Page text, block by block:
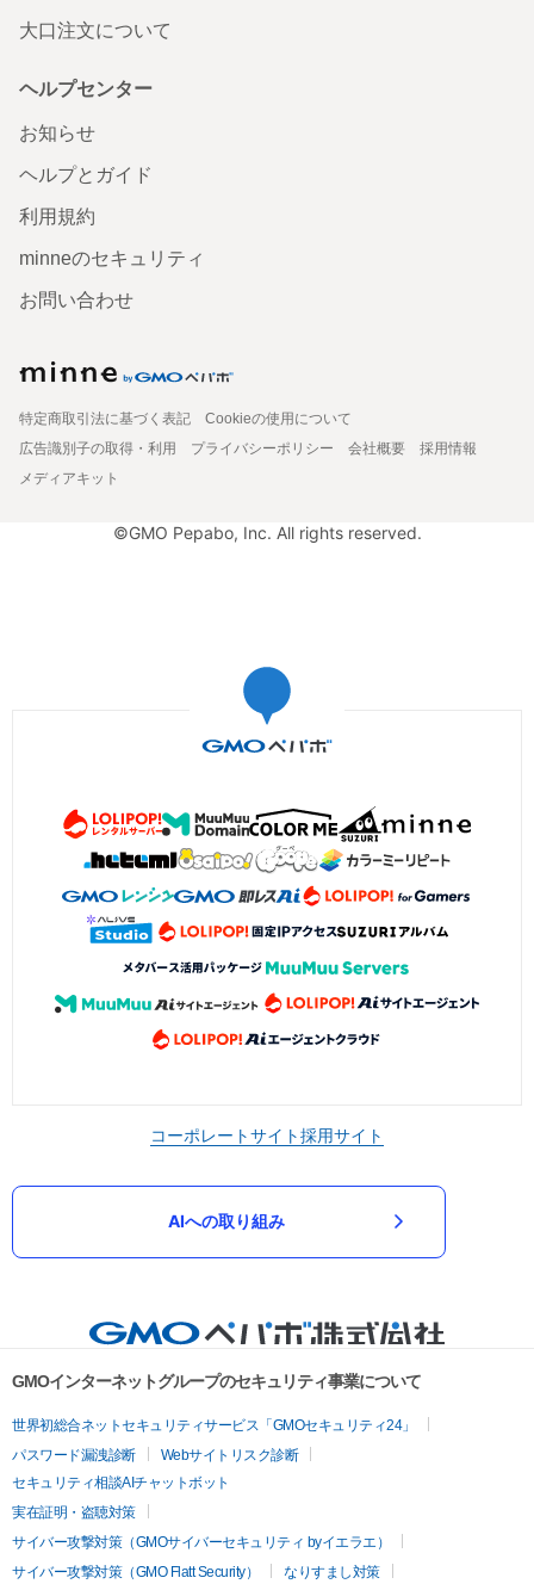
大口注文について
ヘルプセンター
お知らせ
ヘルプとガイド
利用規約
minneのセキュリティ
お問い合わせ
特定商取引法に基づく表記
Cookieの使用について
広告識別子の取得・利用
プライバシーポリシー 会社概要
採用情報
メディアキット
©GMO Pepabo, Inc. All rights reserved.
コーポレートサイト採用サイト
AIへの取り組み
GMOインターネットグループのセキュリティ事業について
世界初総合ネットセキュリティサービス「GMOセキュリティ24」
パスワード漏洩診断
Webサイトリスク診断
セキュリティ相談AIチャットボット
実在証明・盗聴対策
サイバー攻撃対策（GMOサイバーセキュリティ byイエラエ）
サイバー攻撃対策（GMO Flatt Security）
なりすまし対策